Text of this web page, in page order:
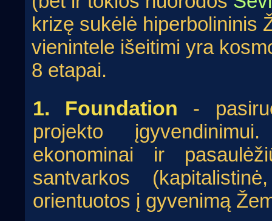
krizę sukėlė hiperbolininis
vienintele išeitimi yra
8 etapai.
1. Foundation -
projekto
ekonominai ir
santvarkos
orientuotos į gyvenimą